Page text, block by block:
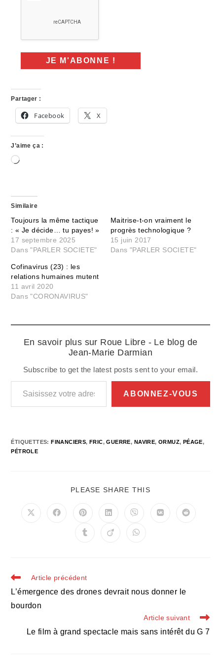
Partager :
Facebook X
J’aime ça :
Chargement…
Similaire
Toujours la même tactique
: « Je décide… tu payes! »
17 septembre 2025
Dans "PARLER SOCIETE"
Maitrise-t-on vraiment le
progrès technologique ?
15 juin 2017
Dans "PARLER SOCIETE"
Cofinavirus (23) : les
relations humaines mutent
11 avril 2020
Dans "CORONAVIRUS"
En savoir plus sur Roue Libre - Le blog de
Jean-Marie Darmian
Subscribe to get the latest posts sent to your email.
Saisissez votre adresse e-mail…
ABONNEZ-VOUS
ÉTIQUETTES:FINANCIERS, FRIC, GUERRE, NAVIRE, ORMUZ, PÉAGE,
PÉTROLE
PLEASE SHARE THIS
Ouvrir
Ouvrir
Ouvrir
une
autre
Ouvrir
une
autre
Ouvrir
une
autre
Ouvrir
Ouvrir
Ouvrir
Ouvrir
Ouvrir
Read
more
Article précédent
L’émergence des drones devrait nous donner le
bourdon
Article suivant
Le film à grand spectacle mais sans intérêt du G 7